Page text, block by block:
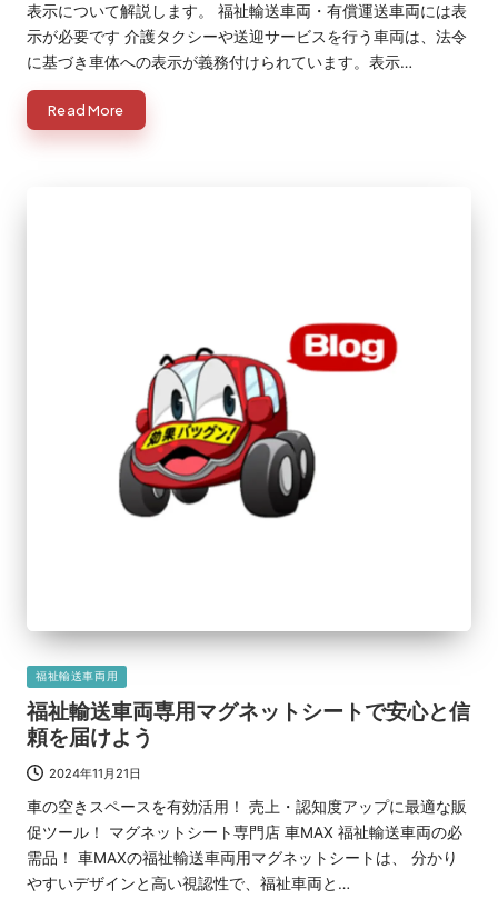
表示について解説します。 福祉輸送車両・有償運送車両には表
示が必要です 介護タクシーや送迎サービスを行う車両は、法令
に基づき車体への表示が義務付けられています。表示…
Read More
Posted
in
福祉輸送車両用
福祉輸送車両専用マグネットシートで安心と信
頼を届けよう
2024年11月21日
車の空きスペースを有効活用！ 売上・認知度アップに最適な販
促ツール！ マグネットシート専門店 車MAX 福祉輸送車両の必
需品！ 車MAXの福祉輸送車両用マグネットシートは、 分かり
やすいデザインと高い視認性で、福祉車両と…